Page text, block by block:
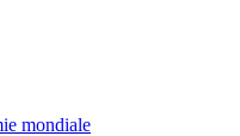
mondiale